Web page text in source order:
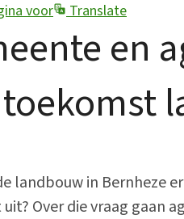
voor Translate
en
landbouw in Bernheze
Over die vraag gaan